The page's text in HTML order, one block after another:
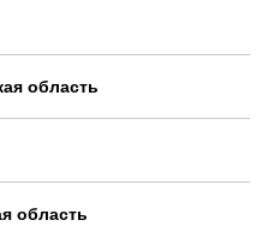
область
область